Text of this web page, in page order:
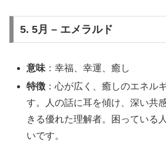
5. 5月 – エメラルド
意味 ：幸福、幸運、癒し
特徴 ：心が広く、癒しのエネル
す。人の話に耳を傾け、深い共
きる優れた理解者。困っている
いです。